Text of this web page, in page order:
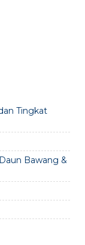
Tingkat
Bawang &